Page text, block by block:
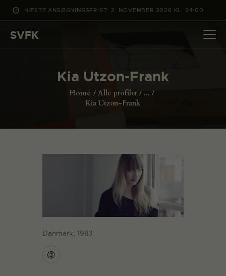
NÆSTE ANSØGNINGSFRIST: 2. NOVEMBER 2026 KL. 24:00
SVFK
Kia Utzon-Frank
Home Alle profiler
...
Kia Utzon-Frank
DET SKER
CHANNEL
Danmark, 1983